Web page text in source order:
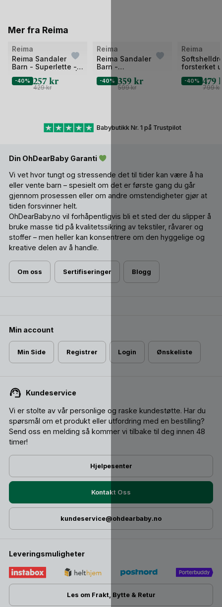
Mer fra Reima
Bilde
av
Reima
Reima Sandaler
Barn - Superlette -
Bungee
-40% 257 kr
429kr
Bilde
av
2
Reima
Reima Sandaler
Barn -
lukket tå | Lomalla
-40% 359kr
599kr
Bilde
av
2
Reima
forsterket
Høst |
-40% 479
799kr
Babybutikk Nr. 1 på Trustpilot
Din OhDearBaby Garanti
Vi vet hvor tungt og stressende det til tider kan være å ha
eller vente barn – spesielt om det er første gang du går
gjennom prosessen eller om andre omstendigheter gjør at
tiden forsvinner helt.
OhDearBaby.no vil forhåpentligvis bli et sted der du slipper å
bruke masse tid på kvalitetssikring av tekstiler, råvarer og
stoffer – men heller kan konsentrere om den hyggelige og
kreative delen av å handle.
Om oss Sertifiseringer Blogg
Min account
Min Side Registrer Login Ønskeliste
Kundeservice
Vi er stolte av vår personlige og raske kundestøtte. Har du
spørsmål om et produkt eller utfordring med en bestilling?
Send oss ​​en melding så kommer vi tilbake til deg innen 48
timer!
Hjelpesenter
Kontakt Oss
kundeservice@ohdearbaby.no
Leveringsmuligheter
Les om Frakt, Bytte & Retur